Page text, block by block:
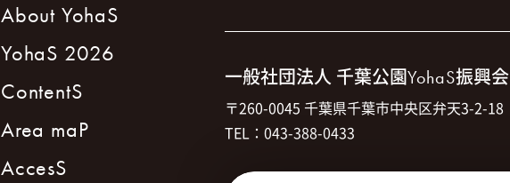
About YohaS
YohaS 2026
ContentS
Area maP
AccesS
一般社団法人 千葉公園YohaS振興会
〒260-0045 千葉県千葉市中央区弁天3-2-18
TEL：043-388-0433